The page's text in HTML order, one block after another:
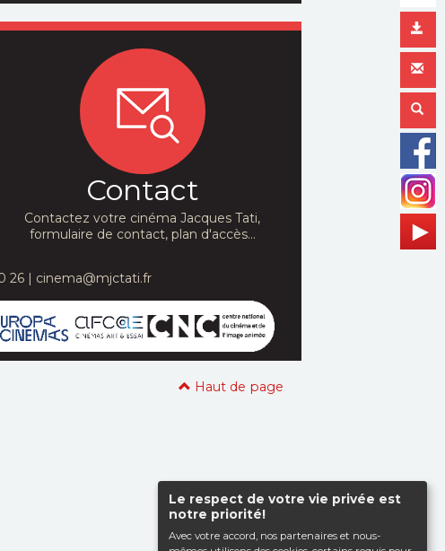
Le respect de votre vie privée est
notre priorité!
Avec votre accord, nos partenaires et nous-
Contact
Contactez votre cinéma Jacques Tati,
formulaire de contact, plan d'accès...
26 | cinema@mjctati.fr
Haut de page